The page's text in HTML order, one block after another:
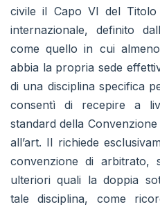
civile il Capo VI del Titolo
internazionale, definito
come quello in cui
abbia la propria sede
di una disciplina specifica
consentì di recepire a
standard della
all’art. II richiede
convenzione di arbitrato,
ulteriori quali la doppia
tale disciplina, come